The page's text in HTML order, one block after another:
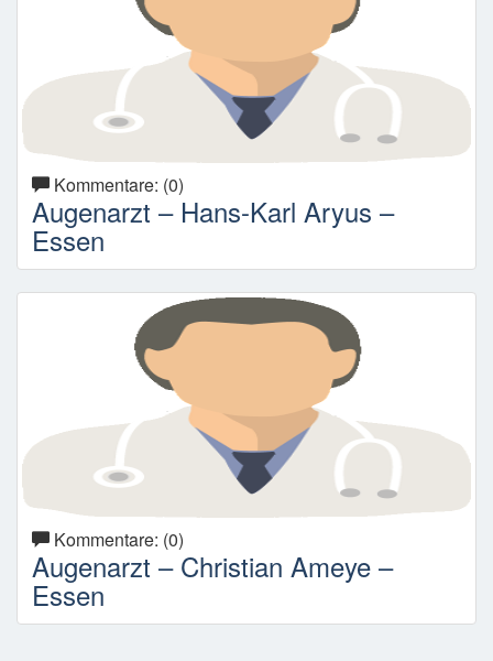
Kommentare: (0)
Augenarzt – Hans-Karl Aryus –
Essen
Kommentare: (0)
Augenarzt – Christian Ameye –
Essen